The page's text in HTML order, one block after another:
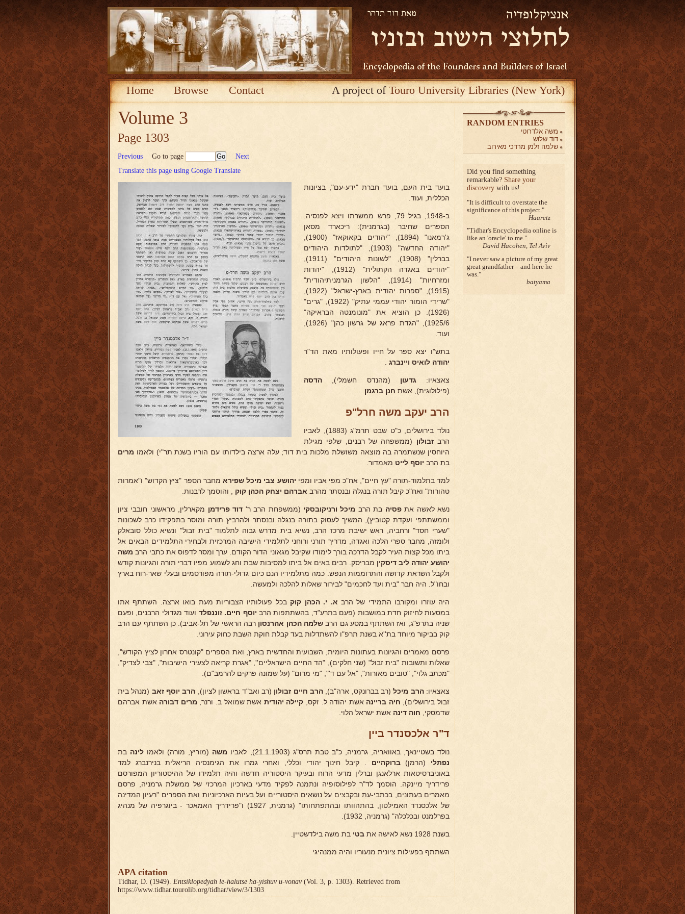
Home Browse Contact A project ofTouro University Libraries (New York)
Volume 3
Page 1303
Previous Go to page
Next
Translate this page using Google Translate
בועד בית העם, בועד חברת "ידע-עם", בציונות
הכללית, ועוד.
ב-1948, בגיל 79, פרש ממשרתו ויצא לפנסיה.
הספרים שחיבר (בגרמנית): ריכארד מסאן
ג'רמאנו" (1894), "יהודים בקאוקאז" (1900),
"יהודה החדשה" (1903), "לתולדות היהודים
בברלין" (1908), "לשונות היהודים" (1911),
"יהודים באגדה הקתולית" (1912), "יהדות
ומזרחיות" (1914), "הלשון הגרמניתיהודית"
(1915), "ספרות יהודית בארץ-ישראל" (1922),
"שרידי הומור יהודי עממי עתיק" (1922), "גרים"
(1926). כן הוציא את "מונומנטה הבראיקה"
1925/6), "הגדת פראג של גרשון כהן" (1926),
ועוד.
בתש"ו יצא ספר על חייו ופעולותיו מאת הד"ר
יהודה לואיס ויינברג
צאצאיו: גדעון (מהנדס חשמלי), הדסה
(פילולוגית), אשת חנן ברגמן
הרב יעקב משה חרל"פ
נולד בירושלים, כ"ט שבט תרמ"ג (1883), לאביו
הרבזבולון (ממשפחה של רבנים, שלפי מגילת
היוחסין שנשתמרה בה מוצאה משושלת מלכות בית דוד; עלה ארצה בילדותו עם הוריו בשנת תר"י) ולאמו מרים
בת הרב יוסף לייט מאמדור.
למד בתלמוד-תורה "עץ חיים", אח"כ מפי אביו ומפי יהושע צבי מיכל שפירא מחבר הספר "ציץ הקדוש" ו"אמרות
טהורות" ואח"כ קיבל תורה בנגלה ובנסתר מהרב אברהם יצחק הכהן קוק , והוסמך לרבנות.
נשא לאשה אתפסיה בת הרב מיכל ורניקובסקי (ממשפחת הרב ר' דוד פרידמן מקארלין, מראשוני חובבי ציון
וממשתתפי ועקדת קטוביץ), המשיך לעסוק בתורה בנגלה ובנסתר ולהרביץ תורה ומוסר בתפקידו כרב לשכונות
"שערי חסד" ורחביה, ראש ישיבת מרכז הרב, נשיא בית מדרש גבוה לתלמוד "בית זבול" ונשיא כולל סובאלק
ולומזה, מחבר ספרי הלכה ואגדה, מדריך תורני ורוחני לתלמידי הישיבה המרכזית ולבחירי התלמידים הבאים אל
ביתו מכל קצות העיר לקבל הדרכה בורך לימודו שקיבל מגאוני הדור הקודם. ערך ומסר לדפוס את כתבי הרב משה
יהושע יהודה ליב דיסקין מבריסק. רבים באים אל ביתו למסיבות שבת וחג לשמוע מפיו דברי תורה והגיונות קודש
ולקבל השראת קדושה והתרוממות הנפש. כמה מתלמידיו הנם כיום גדולי-תורה מפורסמים ובעלי שאר-רוח בארץ
ובחו"ל. היה חבר "בית ועד לחכמים" לבירור שאלות להלכה ולמעשה.
היה עוזרו ומקורבו התמידי של הרב א. י. הכהן קוקבכל פעולותיו הצבוריות מעת בואו ארצה. השתתף אתו
במסעות לחיזוק חדת במושבות (פעם בתרע"ד, בהשתתפות הרביוסף חיים. זוננפלד ועוד מגדולי הרבנים, ופעם
שניה בתרפ"ג, ואז השתתף במסע גם הרבשלמה הכהן אהרנסון רבה הראשי של תל-אביב). כן השתתף עם הרב
קוק בביקור מיוחד בת''א בשנת תרפ"ו להשתדלות בעד קבלת חוקת השבת כחוק עירוני.
פרסם מאמרים והגיונות בעתונות היומית, השבועית והחדשית בארץ, ואת הספרים "קונטרס אחרון לציץ הקודש",
שאלות ותשובות "בית זבול" (שני חלקים), "הד החיים הישראליים'', "אגרת קריאה לצעירי הישיבות", "צבי לצדיק",
"מכתב גלוי", "טובים מאורות", "אל עם ד'", "מי מרום" (על שמונה פרקים להרמב"ם).
צאצאיו:הרב מיכל (רב בברונקס, ארה"ב),הרב חיים זבולון (רב ואב"ד בראשון לציון), הרב יוסף זאב (מנהל בית
זבול בירושלים), חיה בריינה אשת יהודה ל. זקס, קיילה יהודית אשת שמואל ב. ורנר, מרים דבורה אשת אברהם
שדמסקי,
חוה דינה אשת ישראל הלוי.
ד"ר אלכסנדר ביין
נולד בשטיינאך, באוואריה, גרמניה, כ"ב טבת תרס"ג (21.1.1903), לאביו משה (מוריץ, מורה) ולאמו לינה בת
נפתלי (הרמן) ברוקהיים . קיבל חינוך יהודי וכללי, ואחרי גמרו את הגימנסיה הריאלית בנירנברג למד
באוניברסיטאות ארלאנגן וברלין מדעי הרוח ובעיקר היסטוריה חדשה והיה תלמידו של ההיסטוריון המפורסם
פרידריך מיינקה. הוסמך לד"ר לפילוסופיה ונתמנה לפקיד מדעי בארכיון המרכזי של ממשלת גרמניה, פרסם
מאמרים בעתונים, בכתבי-עת ובקבצים על נושאים היסטוריים ועל בעיות הארכיוניות ואת הספרים "רעיון המדינה
של אלכסנדר האמילטון, בהתהוותו ובהתפתחותו" (גרמנית, 1927) ו"פרידריך האמאכר - ביוגרפיה של מנהיג
בפרלמנט ובכלכלה" (גרמניה, 1932).
בשנת 1928 נשא לאישה את בטי בת משה בילדשטיין.
השתתף בפעילות ציונית מנעוריו והיה ממנהיגי
APA citation
Tidhar, D. (1949). Entsiklopedyah le-halutse ha-yishuv u-vonav(Vol. 3, p. 1303). Retrieved from
https://www.tidhar.tourolib.org/tidhar/view/3/1303
RANDOM ENTRIES
משה אלדרוטי
דוד שלוש
שלמה זלמן מרדכי מאירוב
Did you find something
remarkable? Share your
discovery with us!
It is difficult to overstate the
significance of this project.
Haaretz
Tidhar's Encyclopedia online is
like an 'oracle' to me.
David Hacohen, Tel Aviv
I never saw a picture of my great
great grandfather – and here he
was.
batyama